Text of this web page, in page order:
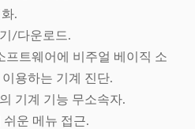
.
/다운로드.
프트웨어에 비주얼 베이직 소
용하는 기계 진단.
기계 기능 무소속자.
운 메뉴 접근.